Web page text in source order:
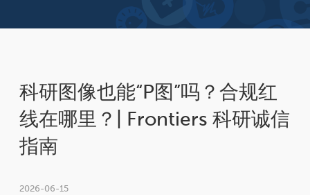
提交稿件
科研图像也能“P图”吗？合规红
线在哪里？| Frontiers 科研诚信
指南
2026-06-15